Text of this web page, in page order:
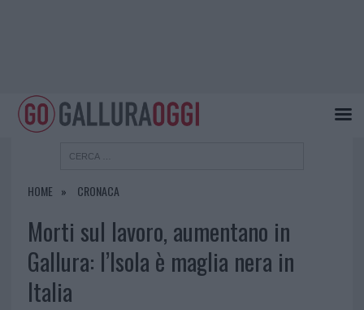
HOME CRONACA
Morti sul lavoro, aumentano in
Gallura: l’Isola è maglia nera in
Italia